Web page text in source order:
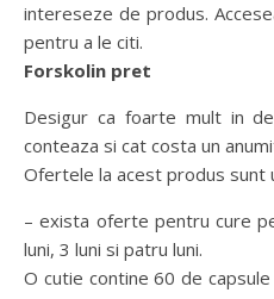
intereseze de produs.
pentru a le citi.
Forskolin pret
Desigur ca foarte mult in
conteaza si cat costa un
Ofertele la acest produs sunt
– exista oferte pentru cure
luni, 3 luni si patru luni.
O cutie contine 60 de